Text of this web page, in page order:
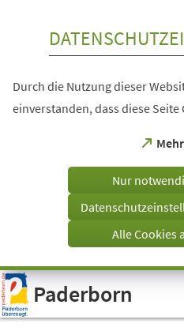
Visuelle
Assistenzsoftware
öffnen.
Durch die Nutzung dieser
einverstanden, dass diese Seite
(Öffnet
einem
Tab)
Nur
Alle Cookies
Paderborn